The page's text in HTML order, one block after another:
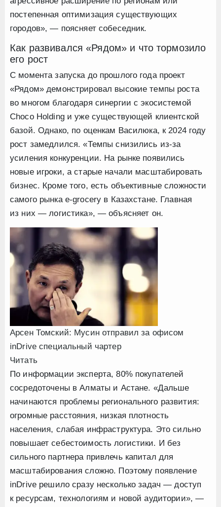
постепенная оптимизация существующих
городов», — поясняет собеседник.
Как развивался «Рядом» и что тормозило
его рост
С момента запуска до прошлого года проект
«Рядом» демонстрировал высокие темпы роста
во многом благодаря синергии с экосистемой
Choco Holding и уже существующей клиентской
базой. Однако, по оценкам Василюка, к 2024 году
рост замедлился. «Темпы снизились из-за
усиления конкуренции. На рынке появились
новые игроки, а старые начали масштабировать
бизнес. Кроме того, есть объективные сложности
самого рынка e-grocery в Казахстане. Главная
из них — логистика», — объясняет он.
Арсен Томский: Мусин отправил за офисом
inDrive специальный чартер
Читать
По информации эксперта, 80% покупателей
сосредоточены в Алматы и Астане. «Дальше
начинаются проблемы регионального развития:
огромные расстояния, низкая плотность
населения, слабая инфраструктура. Это сильно
повышает себестоимость логистики. И без
сильного партнера привлечь капитал для
масштабирования сложно. Поэтому появление
inDrive решило сразу несколько задач — доступ
к ресурсам, технологиям и новой аудитории», —